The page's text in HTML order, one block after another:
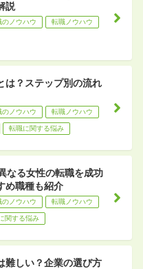
説
のノウハウ 転職ノウハウ
は？ステップ別の流れ
のノウハウ 転職ノウハウ
転職に関する悩み
なる女性の転職を成功
め職種も紹介
のノウハウ 転職ノウハウ
関する悩み
難しい？企業の選び方